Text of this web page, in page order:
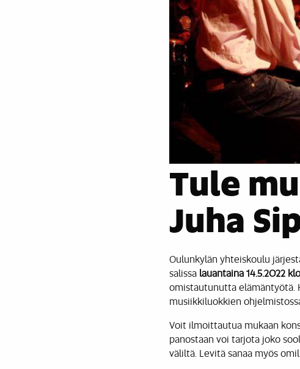
Tule
Juha
Oulunkylän yhteiskoulu
salissa lauantaina 14.5.2022
omistautunutta elämäntyötä.
musiikkiluokkien
Voit ilmoittautua mukaan
panostaan voi tarjota joko
väliltä. Levitä sanaa myös